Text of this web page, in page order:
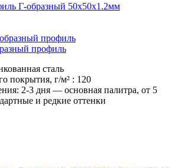
Г-образный 50х50х1.2мм
профиль
сталь
покрытия, г/м² : 120
2-3 дня — основная палитра, от 5
и редкие оттенки